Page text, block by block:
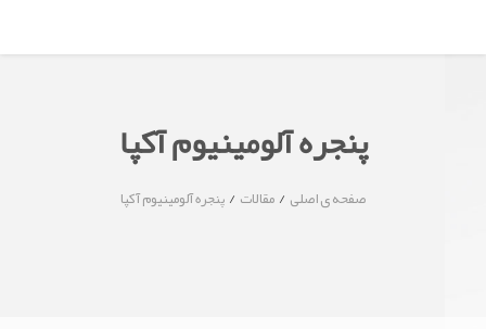
پنجره آلومینیوم آکپا
صفحه ی اصلی /مقالات /پنجره آلومینیوم آکپا